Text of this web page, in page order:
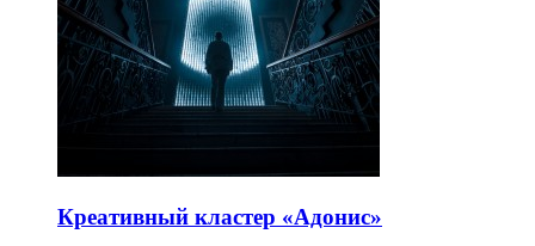
Креативный кластер «Адонис»